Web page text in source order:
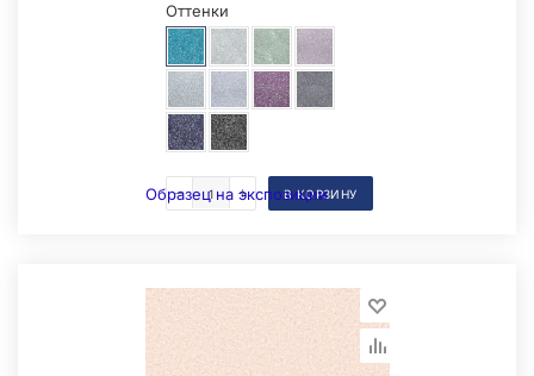
Образец на экспозиции
Оттенки
В КОРЗИНУ